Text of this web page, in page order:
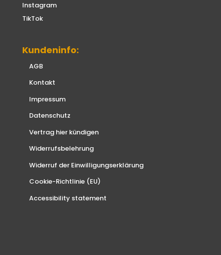
Instagram
TikTok
Kundeninfo:
AGB
Kontakt
Impressum
Datenschutz
Vertrag hier kündigen
Widerrufsbelehrung
Widerruf der Einwilligungserklärung
Cookie-Richtlinie (EU)
Accessibility statement